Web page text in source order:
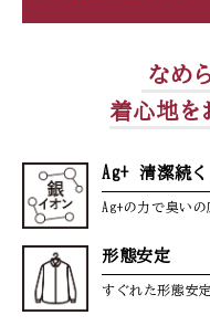
なめ
着心地を
Ag+ 清潔続く
Ag+の力で臭い
形態安定
すぐれた形態安